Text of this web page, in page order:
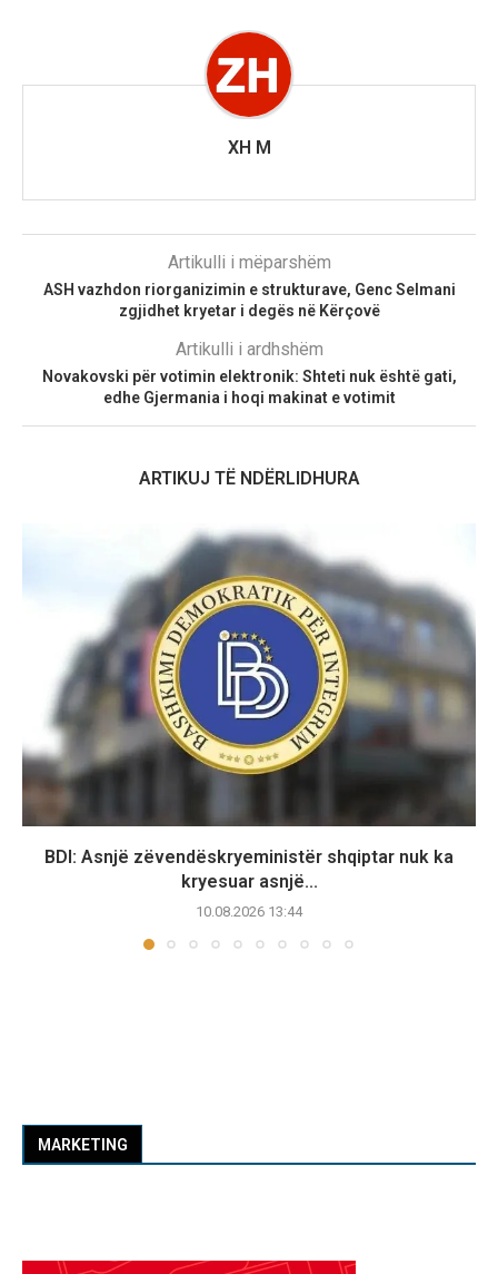
XH M
Artikulli i mëparshëm
ASH vazhdon riorganizimin e strukturave, Genc Selmani
zgjidhet kryetar i degës në Kërçovë
Artikulli i ardhshëm
Novakovski për votimin elektronik: Shteti nuk është gati,
edhe Gjermania i hoqi makinat e votimit
ARTIKUJ TË NDËRLIDHURA
BDI: Asnjë zëvendëskryeministër shqiptar nuk ka
kryesuar asnjë...
10.08.2026 13:44
MARKETING